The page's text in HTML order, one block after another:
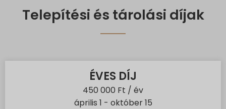
Telepítési és tárolási díjak
ÉVES DÍJ
450 000 Ft / év
április 1 - október 15